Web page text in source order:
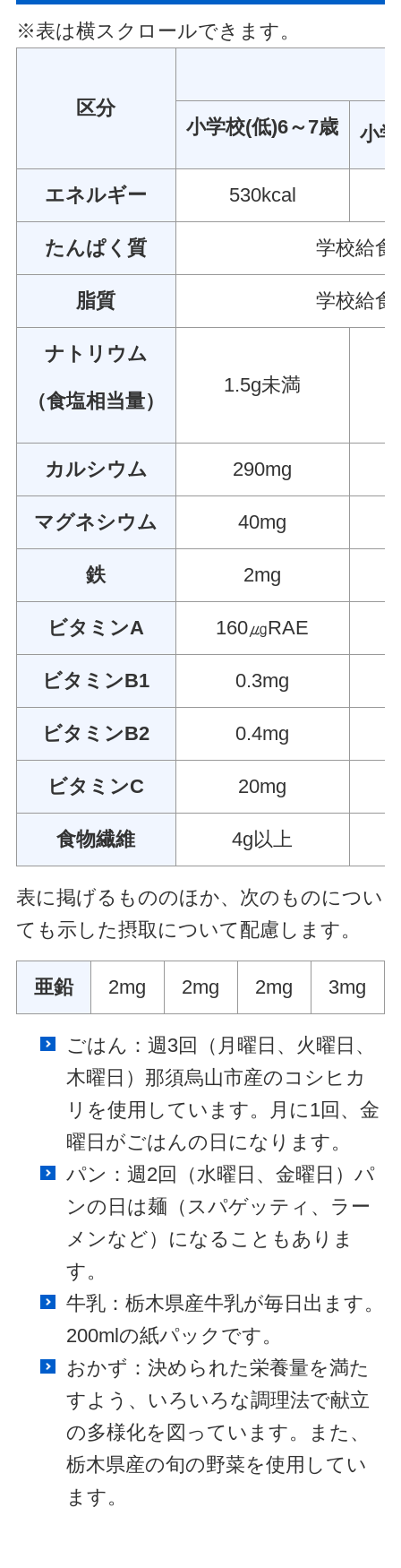
※表は横スクロールできます。
区分
小学校(低)6～7歳
小
エネルギー 530kcal
たんぱく質 学校給
脂質 学校給
ナトリウム
（食塩相当量）
1.5g未満
カルシウム 290mg
マグネシウム 40mg
鉄 2mg
ビタミンA 160㎍RAE
ビタミンB1 0.3mg
ビタミンB2 0.4mg
ビタミンC 20mg
食物繊維 4g以上
表に掲げるもののほか、次のものについ
ても示した摂取について配慮します。
亜鉛 2mg 2mg 2mg 3mg
ごはん：週3回（月曜日、火曜日、
木曜日）那須烏山市産のコシヒカ
リを使用しています。月に1回、金
曜日がごはんの日になります。
パン：週2回（水曜日、金曜日）パ
ンの日は麺（スパゲッティ、ラー
メンなど）になることもありま
す。
牛乳：栃木県産牛乳が毎日出ます。
200mlの紙パックです。
おかず：決められた栄養量を満た
すよう、いろいろな調理法で献立
の多様化を図っています。また、
栃木県産の旬の野菜を使用してい
ます。